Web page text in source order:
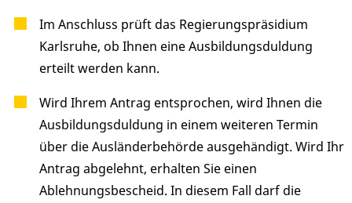
Im Anschluss prüft das Regierungspräsidium
Karlsruhe, ob Ihnen eine Ausbildungsduldung
erteilt werden kann.
Wird Ihrem Antrag entsprochen, wird Ihnen die
Ausbildungsduldung in einem weiteren Termin
über die Ausländerbehörde ausgehändigt. Wird Ihr
Antrag abgelehnt, erhalten Sie einen
Ablehnungsbescheid. In diesem Fall darf die